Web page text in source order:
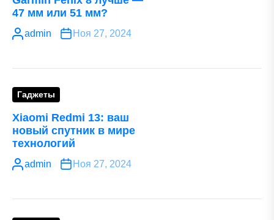
47 мм или 51 мм?
admin Ноя 27, 2024
Гаджеты
Xiaomi Redmi 13: ваш
новый спутник в мире
технологий
admin Ноя 27, 2024